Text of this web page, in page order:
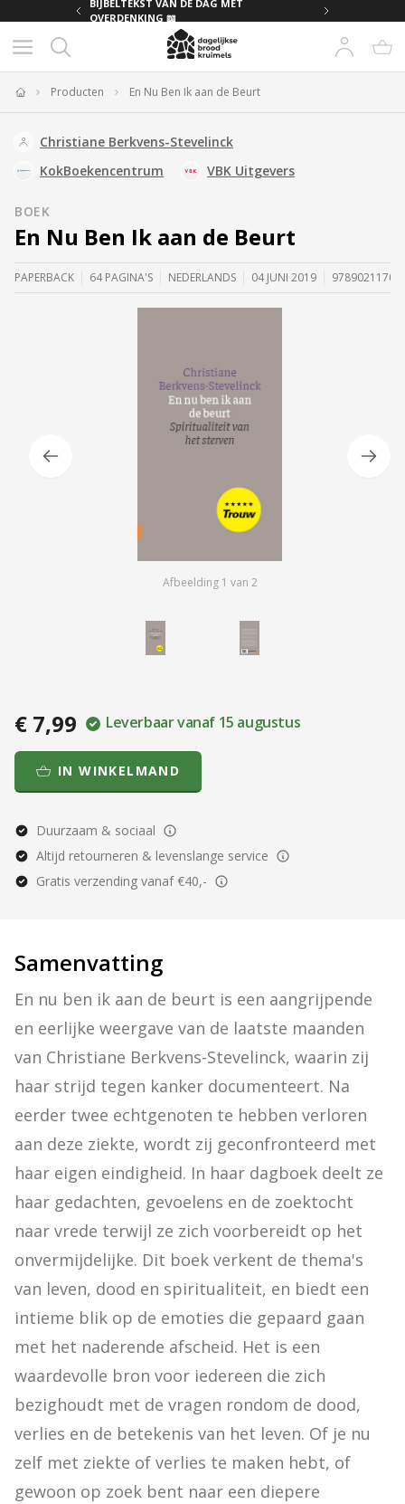
BIJBELTEKST VAN DE DAG MET
OVERDENKING 📖
Producten En Nu Ben Ik aan de Beurt
Christiane Berkvens-Stevelinck
KokBoekencentrum
VBK Uitgevers
BOEK
En Nu Ben Ik aan de Beurt
PAPERBACK 64 PAGINA'S NEDERLANDS 04 JUNI 2019
Afbeelding 1 van 2
€ 7,99 Leverbaar vanaf 15 augustus
IN WINKELMAND
Duurzaam & sociaal
Altijd retourneren & levenslange service
Gratis verzending vanaf €40,-
Samenvatting
En nu ben ik aan de beurt is een aangrijpende
en eerlijke weergave van de laatste maanden
van Christiane Berkvens-Stevelinck, waarin zij
haar strijd tegen kanker documenteert. Na
eerder twee echtgenoten te hebben verloren
aan deze ziekte, wordt zij geconfronteerd met
haar eigen eindigheid. In haar dagboek deelt ze
haar gedachten, gevoelens en de zoektocht
naar vrede terwijl ze zich voorbereidt op het
onvermijdelijke. Dit boek verkent de thema's
van leven, dood en spiritualiteit, en biedt een
intieme blik op de emoties die gepaard gaan
met het naderende afscheid. Het is een
waardevolle bron voor iedereen die zich
bezighoudt met de vragen rondom de dood,
verlies en de betekenis van het leven. Of je nu
zelf met ziekte of verlies te maken hebt, of
gewoon op zoek bent naar een diepere